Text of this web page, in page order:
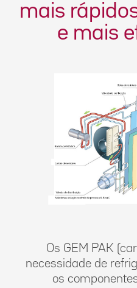
mais
e mais
Os GEM PAK
necessidade de
os